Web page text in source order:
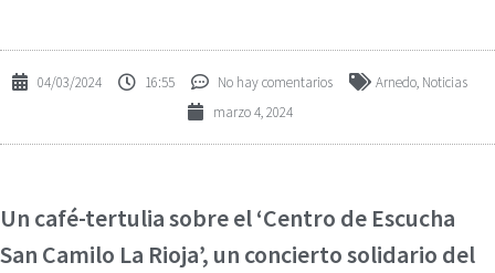
04/03/2024 16:55 No hay comentarios Arnedo, Noticias
marzo 4, 2024
Un café-tertulia sobre el ‘Centro de Escucha
San Camilo La Rioja’, un concierto solidario del